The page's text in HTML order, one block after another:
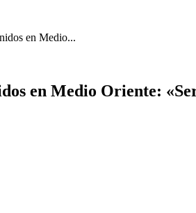
en Medio...
en Medio Oriente: